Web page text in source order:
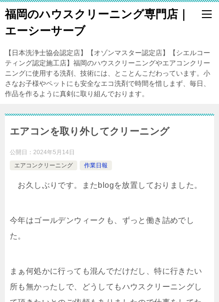
福岡のハウスクリーニング専門店｜
エーシーサーブ
【日本洗浄士協会認定店】【オゾンマスター認定店】【シエルコー
ティング認定施工店】福岡のハウスクリーニングやエアコンクリー
ニングに使用する洗剤、技術には、とことんこだわっています。小
さなお子様やペットにも安全なエコ洗剤で時間を惜しまず、毎日、
作品を作るように真剣に取り組んでおります。
エアコンを取り外してクリーニング
公開日： 2024年5月14日
エアコンクリーニング
作業日報
お久しぶりです。またblogを放置しておりました。
今年はゴールデンウィークも、ずっと働き詰めでし
た。
まぁ何処かに行っても混んでだけだし、特に行きたい
所も無かったしで、どうしてもハウスクリーニングし